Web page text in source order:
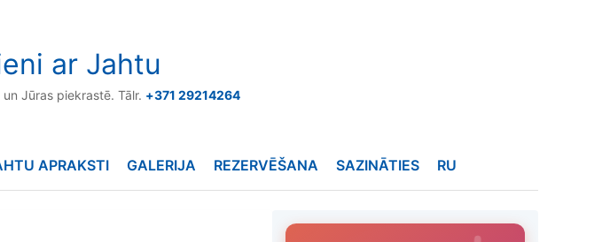
ar Jahtu
Jūras piekrastē. Tālr. +371 29214264
APRAKSTI GALERIJA REZERVĒŠANA SAZINĀTIES RU